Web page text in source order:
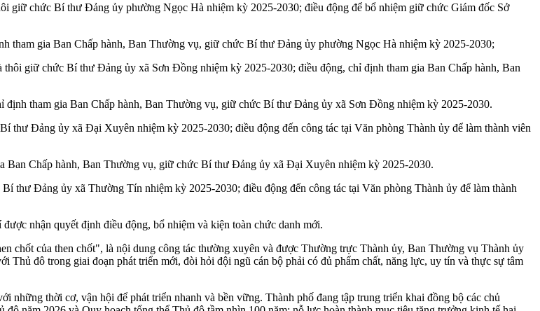
giữ chức Bí thư Đảng ủy phường Ngọc Hà nhiệm kỳ 2025-2030; điều động để bổ nhiệm giữ chức Giám đốc Sở
gia Ban Chấp hành, Ban Thường vụ, giữ chức Bí thư Đảng ủy phường Ngọc Hà nhiệm kỳ 2025-2030;
giữ chức Bí thư Đảng ủy xã Sơn Đồng nhiệm kỳ 2025-2030; điều động, chỉ định tham gia Ban Chấp hành, Ban
tham gia Ban Chấp hành, Ban Thường vụ, giữ chức Bí thư Đảng ủy xã Sơn Đồng nhiệm kỳ 2025-2030.
Đảng ủy xã Đại Xuyên nhiệm kỳ 2025-2030; điều động đến công tác tại Văn phòng Thành ủy để làm thành viên
Chấp hành, Ban Thường vụ, giữ chức Bí thư Đảng ủy xã Đại Xuyên nhiệm kỳ 2025-2030.
thư Đảng ủy xã Thường Tín nhiệm kỳ 2025-2030; điều động đến công tác tại Văn phòng Thành ủy để làm thành
nhận quyết định điều động, bổ nhiệm và kiện toàn chức danh mới.
chốt của then chốt", là nội dung công tác thường xuyên và được Thường trực Thành ủy, Ban Thường vụ Thành ủy
Thủ đô trong giai đoạn phát triển mới, đòi hỏi đội ngũ cán bộ phải có đủ phẩm chất, năng lực, uy tín và thực sự tâm
thời cơ, vận hội để phát triển nhanh và bền vững. Thành phố đang tập trung triển khai đồng bộ các chủ